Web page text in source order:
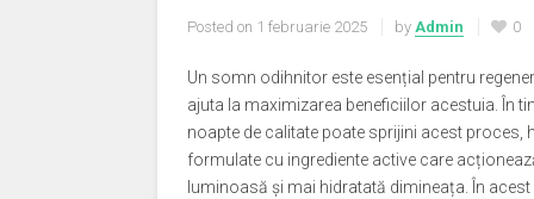
Posted on 1 februarie 2025 by Admin 0
Un somn odihnitor este esențial pentru
ajuta la maximizarea beneficiilor acestuia. În
noapte de calitate poate sprijini acest proces,
formulate cu ingrediente active care
luminoasă și mai hidratată dimineața. În